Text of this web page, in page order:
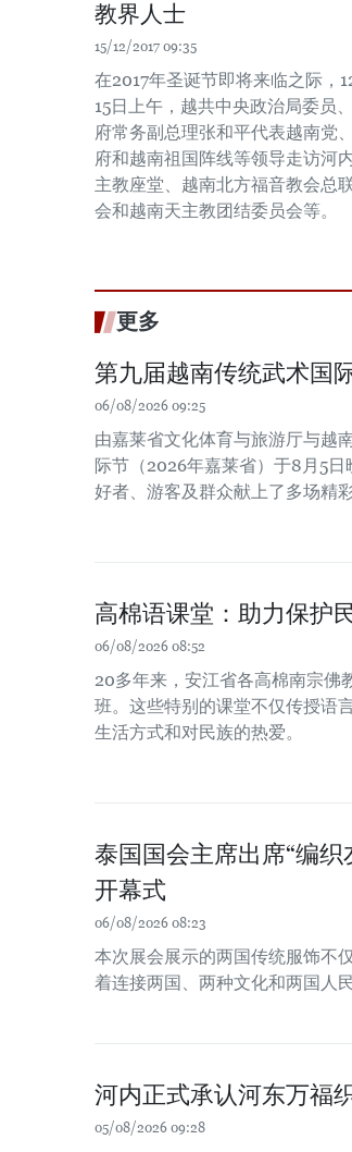
教界人士
15/12/2017 09:35
在2017年圣诞节即将来临之际，
15日上午，越共中央政治局委员
府常务副总理张和平代表越南党
府和越南祖国阵线等领导走访河
主教座堂、越南北方福音教会总
会和越南天主教团结委员会等。
更多
第九届越南传统武术国
06/08/2026 09:25
由嘉莱省文化体育与旅游厅与越
际节（2026年嘉莱省）于8月5
好者、游客及群众献上了多场精
高棉语课堂：助力保护
06/08/2026 08:52
20多年来，安江省各高棉南宗佛
班。这些特别的课堂不仅传授语
生活方式和对民族的热爱。
泰国国会主席出席“编
开幕式
06/08/2026 08:23
本次展会展示的两国传统服饰不
着连接两国、两种文化和两国人民
河内正式承认河东万福
05/08/2026 09:28